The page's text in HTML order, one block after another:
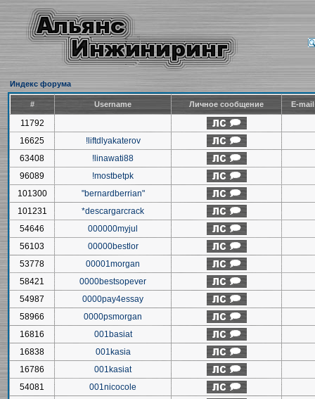
Индекс форума
# Username Личное сообщение E-
11792
16625
!liftdlyakaterov
63408
!linawati88
96089
!mostbetpk
101300
"bernardberrian"
101231
*descargarcrack
54646
000000myjul
56103
00000bestlor
53778
00001morgan
58421
0000bestsopever
54987
0000pay4essay
58966
0000psmorgan
16816
001basiat
16838
001kasia
16786
001kasiat
54081
001nicocole